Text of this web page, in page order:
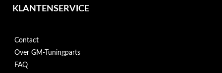
KLANTENSERVICE
Contact
Over GM-Tuningparts
FAQ